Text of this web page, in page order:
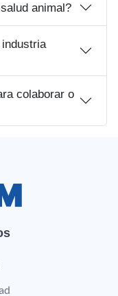
animal?
colaborar o